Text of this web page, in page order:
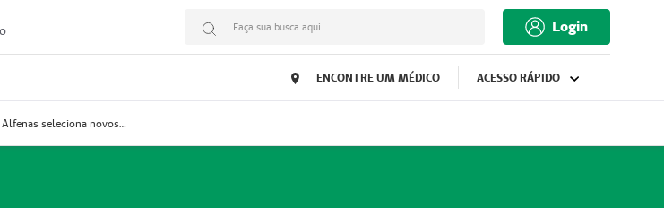
Faça sua busca aqui Login
ENCONTRE UM MÉDICO ACESSO RÁPIDO
Oportunidades: Unimed Alfenas seleciona novos Fonoaudiólogos e TOs